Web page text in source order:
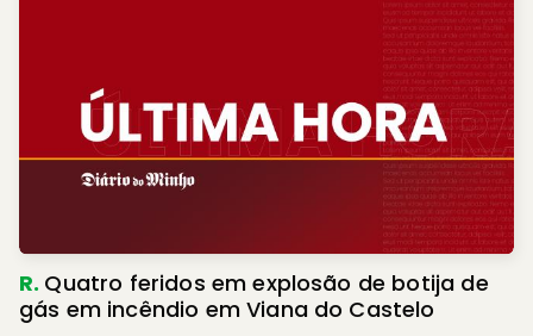
R. Quatro feridos em explosão de botija de
gás em incêndio em Viana do Castelo